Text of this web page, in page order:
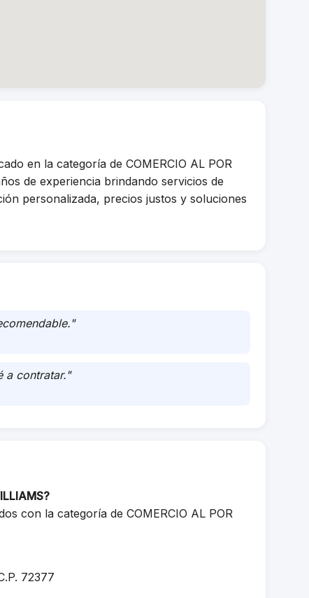
en la categoría de COMERCIO AL POR
de experiencia brindando servicios de
personalizada, precios justos y soluciones
a contratar."
con la categoría de COMERCIO AL POR
72377